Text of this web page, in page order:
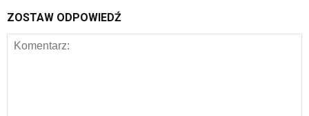
ZOSTAW ODPOWIEDŹ